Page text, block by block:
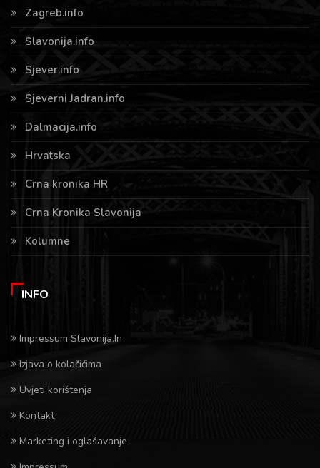
Zagreb.info
Slavonija.info
Sjever.info
Sjeverni Jadran.info
Dalmacija.info
Hrvatska
Crna kronika HR
Crna Kronika Slavonija
Kolumne
INFO
Impressum Slavonija.In
Izjava o kolačićima
Uvjeti korištenja
Kontakt
Marketing i oglašavanje